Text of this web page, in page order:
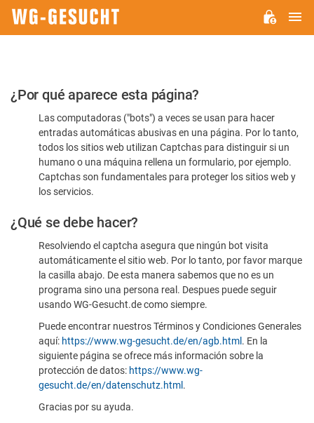
Por
favor,
confirme
humano
¿Por qué aparece esta página?
Las computadoras ("bots") a veces se usan para hacer
entradas automáticas abusivas en una página. Por lo tanto,
todos los sitios web utilizan Captchas para distinguir si un
humano o una máquina rellena un formulario, por ejemplo.
Captchas son fundamentales para proteger los sitios web y
los servicios.
¿Qué se debe hacer?
Resolviendo el captcha asegura que ningún bot visita
automáticamente el sitio web. Por lo tanto, por favor marque
la casilla abajo. De esta manera sabemos que no es un
programa sino una persona real. Despues puede seguir
usando WG-Gesucht.de como siempre.
Puede encontrar nuestros Términos y Condiciones Generales
aquí: https://www.wg-gesucht.de/en/agb.html . En la
siguiente página se ofrece más información sobre la
protección de datos: https://www.wg-
gesucht.de/en/datenschutz.html .
Gracias por su ayuda.